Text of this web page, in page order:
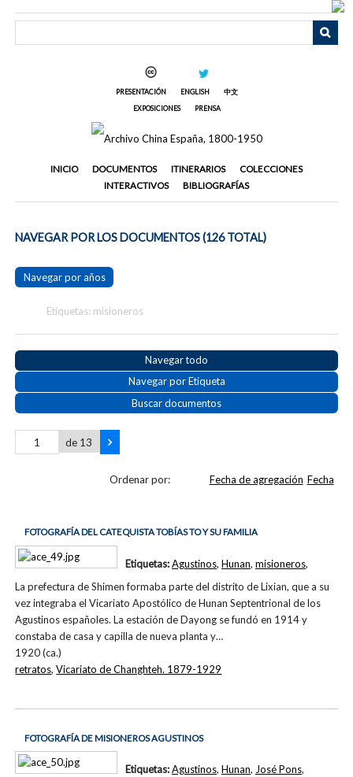
PRESENTACIÓN ENGLISH
中文
EXPOSICIONES
PRENSA
INICIO DOCUMENTOS ITINERARIOS
COLECCIONES
INTERACTIVOS
BIBLIOGRAFÍAS
NAVEGAR POR LOS DOCUMENTOS (126 TOTAL)
Navegar por años
Etiquetas: misioneros
Navegar todo
Navegar por Etiqueta
Buscar documentos
de 13
Ordenar por: Fecha de agregación Fecha
FOTOGRAFÍA DEL CATEQUISTA TOBÍAS TO Y SU FAMILIA
La prefectura de Shimen formaba parte del distrito de Lixian, que a su
vez integraba el Vicariato Apostólico de Hunan Septentrional de los
Agustinos españoles. La estación de Dayong se fundó en 1914 y
constaba de casa y capilla de nueva planta y…
1920 (ca.)
Etiquetas:Agustinos, Hunan, misioneros,
retratos,Vicariato de Changhteh. 1879-1929
FOTOGRAFÍA DE MISIONEROS AGUSTINOS
Etiquetas:Agustinos, Hunan, José Pons,